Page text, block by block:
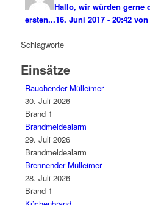
Hallo, wir würden gerne
ersten...16. Juni 2017 - 20:42
Schlagworte
Einsätze
Rauchender Mülleimer
30. Juli 2026
Brand 1
Brandmeldealarm
29. Juli 2026
Brandmeldealarm
Brennender Mülleimer
28. Juli 2026
Brand 1